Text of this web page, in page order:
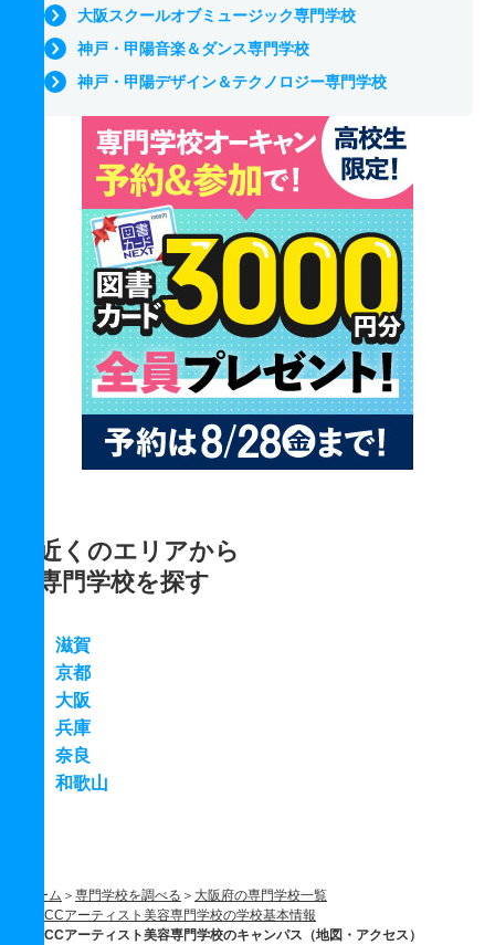
大阪スクールオブミュージック専門学校
神戸・甲陽音楽＆ダンス専門学校
神戸・甲陽デザイン＆テクノロジー専門学校
近くのエリアから
専門学校を探す
滋賀
京都
大阪
兵庫
奈良
和歌山
ホーム 専門学校を調べる
大阪府の専門学校一覧
ECCアーティスト美容専門学校の学校基本情報
ECCアーティスト美容専門学校のキャンパス（地図・アクセス）